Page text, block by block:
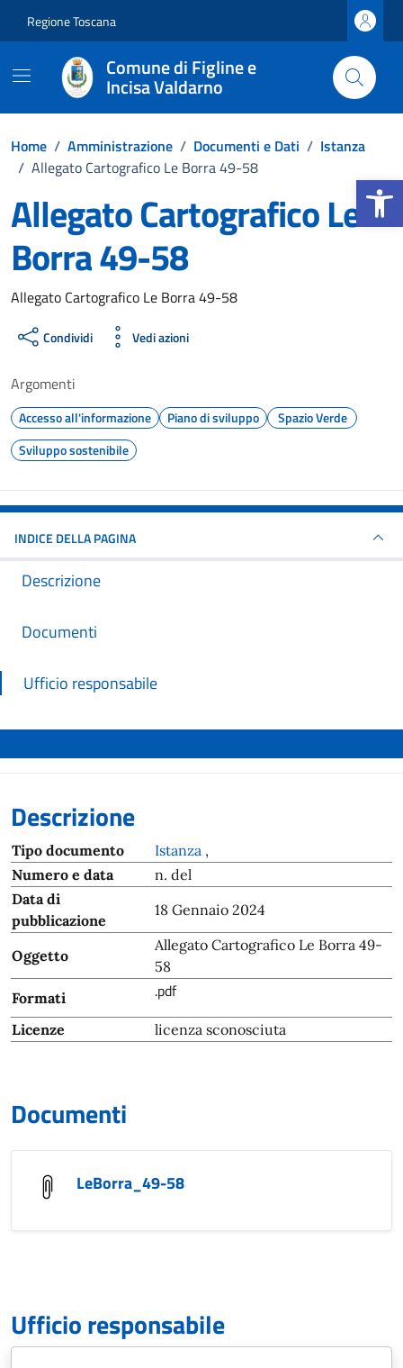
Apri la
Regione Toscana
Comune di Figline e
Incisa Valdarno
Home / Amministrazione / Documenti e Dati / Istanza
/ Allegato Cartografico Le Borra 49-58
Allegato Cartografico Le
Borra 49-58
Dettagli del documento
Allegato Cartografico Le Borra 49-58
Condividi Vedi azioni
Argomenti
Accesso all'informazione Piano di sviluppo
Spazio Verde
Sviluppo sostenibile
INDICE DELLA PAGINA
Descrizione
Documenti
Ufficio responsabile
Descrizione
Tipo documento Istanza ,
Numero e data
n. del
Data di
pubblicazione
18 Gennaio 2024
Oggetto
Allegato Cartografico Le Borra 49-
58
Formati
.pdf
Licenze licenza sconosciuta
Documenti
LeBorra_49-58
Ufficio responsabile